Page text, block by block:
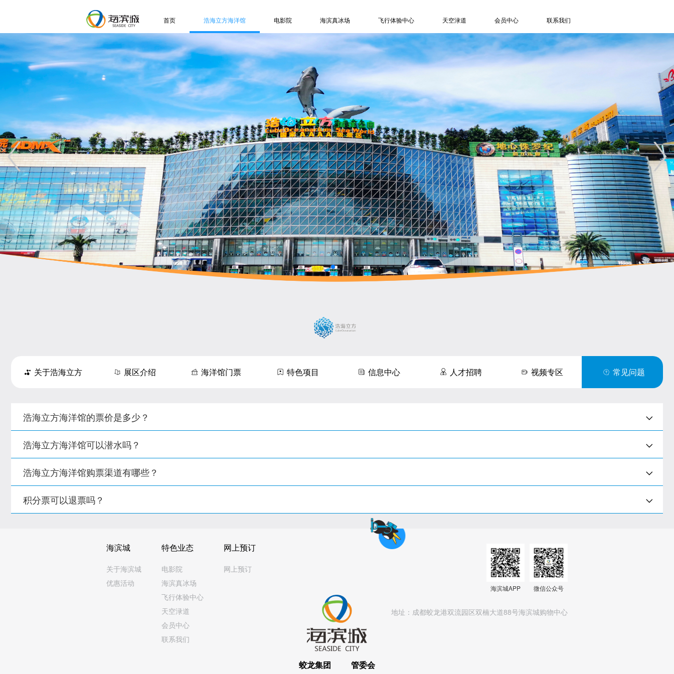
首页 浩海立方海洋馆 电影院 海滨真冰场 飞行体验中心 天空渌道 会员中心 联系我们
关于浩海立方
展区介绍
特色项目
信息中心
人才招聘
视频专区
常见问题
联系方式
游客服务
购票订座
信息中心
人才招聘
常见问题
联系方式
信息中心
人才招聘
常见问题
联系方式
关于飞行体验中心
信息中心
人才招聘
常见问题
联系方式
了解天空渌道
游客服务
人才招聘
联系方式
登录/注册
订单信息
关于浩海立方 展区介绍 海洋馆门票 特色项目 信息中心 人才招聘 视频专区 常见问题
浩海立方海洋馆的票价是多少？
浩海立方海洋馆可以潜水吗？
浩海立方海洋馆购票渠道有哪些？
积分票可以退票吗？
海滨城
关于海滨城
优惠活动
特色业态
电影院
海滨真冰场
飞行体验中心
天空渌道
会员中心
联系我们
网上预订
网上预订
海滨城APP 微信公众号
地址： 成都蛟龙港双流园区双楠大道88号海滨城购物中心
蛟龙集团 管委会